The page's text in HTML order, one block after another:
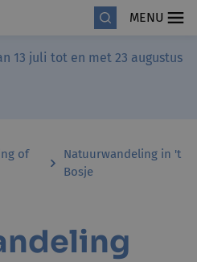
MENU
13 juli tot en met 23 augustus
of
Natuurwandeling in 't
Bosje